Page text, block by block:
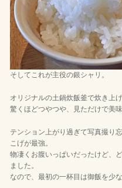
そしてこれが主役の銀シャリ。
オリジナルの土鍋炊飯釜で炊き上げ
驚くほどつやつや、見ただけで美
テンション上がり過ぎて写真撮り
こげが最強。
物凄くお腹いっぱいだったけど、
ました。
なので、最初の一杯目は御飯を少